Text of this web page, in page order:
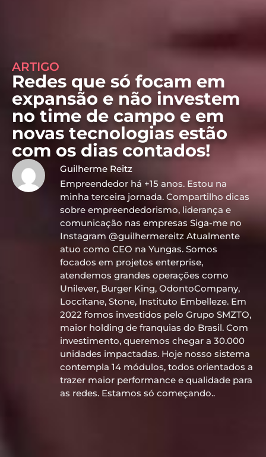
ARTIGO
Redes que só focam em
expansão e não investem
no time de campo e em
novas tecnologias estão
com os dias contados!
Guilherme Reitz
Empreendedor há +15 anos. Estou na
minha terceira jornada. Compartilho dicas
sobre empreendedorismo, liderança e
comunicação nas empresas Siga-me no
Instagram @guilhermereitz Atualmente
atuo como CEO na Yungas. Somos
focados em projetos enterprise,
atendemos grandes operações como
Unilever, Burger King, OdontoCompany,
Loccitane, Stone, Instituto Embelleze. Em
2022 fomos investidos pelo Grupo SMZTO,
maior holding de franquias do Brasil. Com
investimento, queremos chegar a 30.000
unidades impactadas. Hoje nosso sistema
contempla 14 módulos, todos orientados a
trazer maior performance e qualidade para
as redes. Estamos só começando..